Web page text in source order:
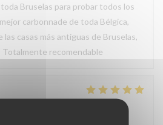
Bruselas para probar todos los
carbonnade de toda Bélgica,
las casas más antiguas de Bruselas,
Totalmente recomendable